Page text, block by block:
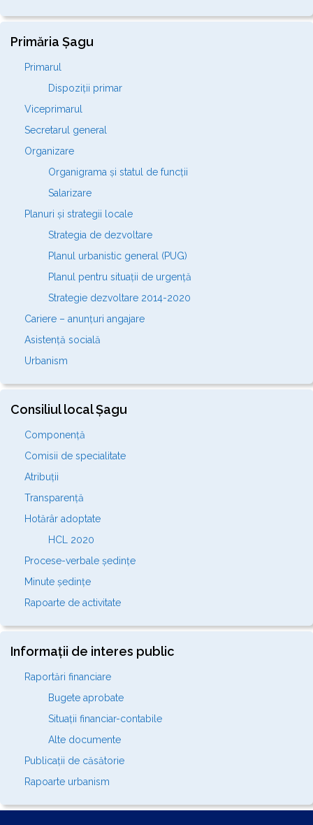
Primăria Șagu
Primarul
Dispoziții primar
Viceprimarul
Secretarul general
Organizare
Organigrama și statul de funcții
Salarizare
Planuri și strategii locale
Strategia de dezvoltare
Planul urbanistic general (PUG)
Planul pentru situații de urgență
Strategie dezvoltare 2014-2020
Cariere – anunțuri angajare
Asistență socială
Urbanism
Consiliul local Șagu
Componență
Comisii de specialitate
Atribuții
Transparență
Hotărâr adoptate
HCL 2020
Procese-verbale ședințe
Minute ședințe
Rapoarte de activitate
Informații de interes public
Raportări financiare
Bugete aprobate
Situații financiar-contabile
Alte documente
Publicații de căsătorie
Rapoarte urbanism